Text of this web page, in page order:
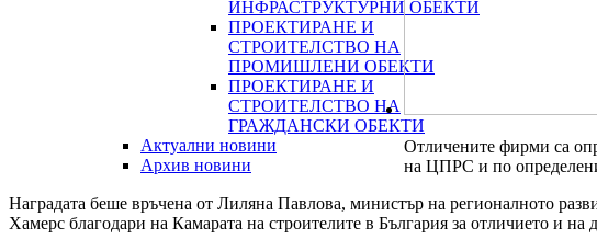
ИНФРАСТРУКТУРНИ ОБЕКТИ
ПРОЕКТИРАНЕ И
СТРОИТЕЛСТВО НА
ПРОМИШЛЕНИ ОБЕКТИ
ПРОЕКТИРАНЕ И
СТРОИТЕЛСТВО НА
ГРАЖДАНСКИ ОБЕКТИ
Актуални новини
Архив новини
Отличените фирми са
на ЦПРС и по определени
Наградата беше връчена от Лиляна Павлова, министър на регионалното
Хамерс благодари на Камарата на строителите в България за отличието и на